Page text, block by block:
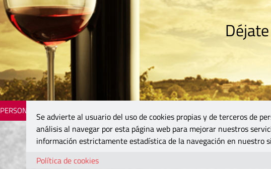
PERSONAJES
Se advierte al usuario del uso de cookies propias y de terceros de
análisis al navegar por esta página web para mejorar nuestros
información estrictamente estadística de la navegación en nuestro
Política de cookies